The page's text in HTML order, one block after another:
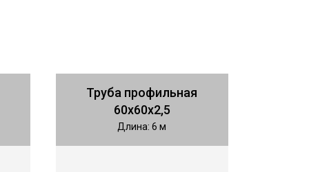
Труба профильная
60х60х2,5
Длина: 6 м